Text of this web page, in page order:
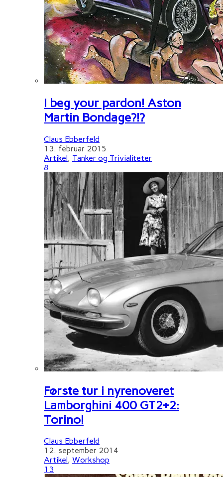
I beg your pardon! Aston
Martin Bondage?!?
Claus Ebberfeld
13. februar 2015
Artikel, Tanker og Trivialiteter
8
Første tur i nyrenoveret
Lamborghini 400 GT2+2:
Torino!
Claus Ebberfeld
12. september 2014
Artikel , Workshop
13